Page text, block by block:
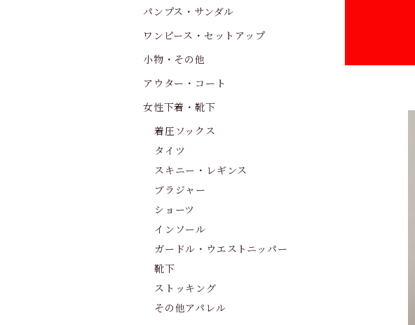
パンプス・サンダル
ワンピース・セットアップ
小物・その他
アウター・コート
女性下着・靴下
着圧ソックス
タイツ
スキニー・レギンス
ブラジャー
ショーツ
インソール
ガードル・ウエストニッパー
靴下
ストッキング
その他アパレル